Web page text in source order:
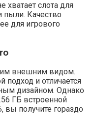
хватает слота для
пыли. Качество
для игрового
внешним видом.
подход и отличается
дизайном. Однако
ГБ встроенной
вы получите гораздо